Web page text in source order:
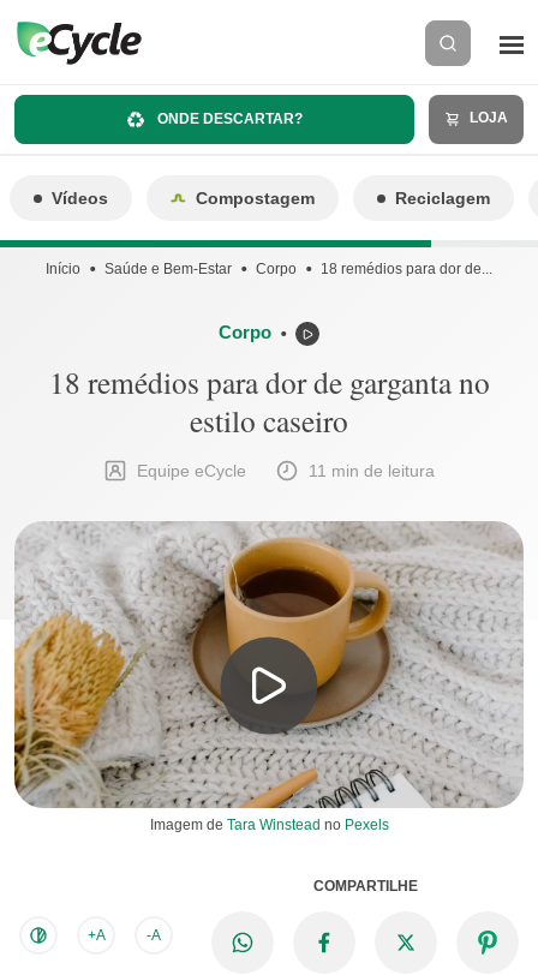
ONDE DESCARTAR? LOJA
Vídeos Compostagem Reciclagem
Início Saúde e Bem-Estar Corpo 18 remédios para dor de...
Corpo ⬤
18 remédios para dor de garganta no
estilo caseiro
Equipe eCycle 11 min de leitura
Imagem de Tara Winstead no Pexels
+A -A
COMPARTILHE